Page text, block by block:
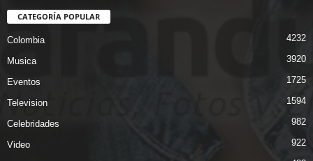
CATEGORÍA POPULAR
Colombia 4232
Musica 3920
Eventos 1725
Television 1594
Celebridades 982
Video 922